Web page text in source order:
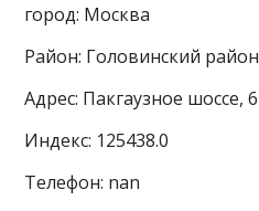
город: Москва
Район: Головинский район
Адрес: Пакгаузное шоссе, 6
Индекс: 125438.0
Телефон: nan